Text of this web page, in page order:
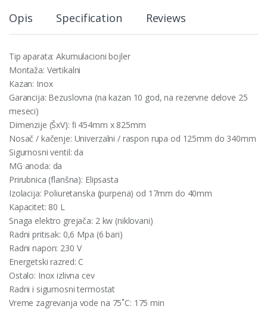
Opis Specification Reviews
Tip aparata: Akumulacioni bojler
Montaža: Vertikalni
Kazan: Inox
Garancija: Bezuslovna (na kazan 10 god, na rezervne delove 25
meseci)
Dimenzije (ŠxV): ﬁ 454mm x 825mm
Nosač / kačenje: Univerzalni / raspon rupa od 125mm do 340mm
Sigurnosni ventil: da
MG anoda: da
Prirubnica (flanšna): Elipsasta
Izolacija: Poliuretanska (purpena) od 17mm do 40mm
Kapacitet: 80 L
Snaga elektro grejača: 2 kw (niklovani)
Radni pritisak: 0,6 Mpa (6 bari)
Radni napon: 230 V
Energetski razred: C
Ostalo: Inox izlivna cev
Radni i sigurnosni termostat
Vreme zagrevanja vode na 75˚C: 175 min